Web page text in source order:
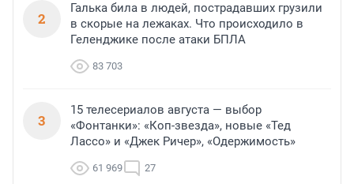
2
Галька била в людей, пострадавших грузили
в скорые на лежаках. Что происходило в
Геленджике после атаки БПЛА
83 703
3
15 телесериалов августа — выбор
«Фонтанки»: «Коп-звезда», новые «Тед
Лассо» и «Джек Ричер», «Одержимость»
61 969 27